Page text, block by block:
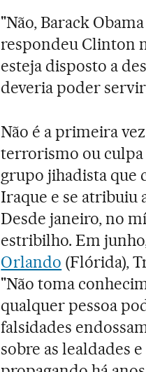
"Não, Barack
respondeu Clinton
esteja disposto a
deveria poder
Não é a primeira
terrorismo ou culpa
grupo jihadista que
Iraque e se atribuiu
Desde janeiro, no
estribilho. Em
Orlando (Flórida),
"Não toma
qualquer pessoa
falsidades
sobre as lealdades